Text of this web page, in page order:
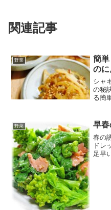
関連記事
野菜
簡
の
シャ
の秘
る簡
10分
ごま
野菜 早春
春の
ドレ
足早